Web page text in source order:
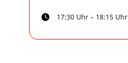
17:30 Uhr – 18:15 Uhr